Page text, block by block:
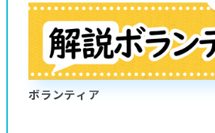
ボランティア